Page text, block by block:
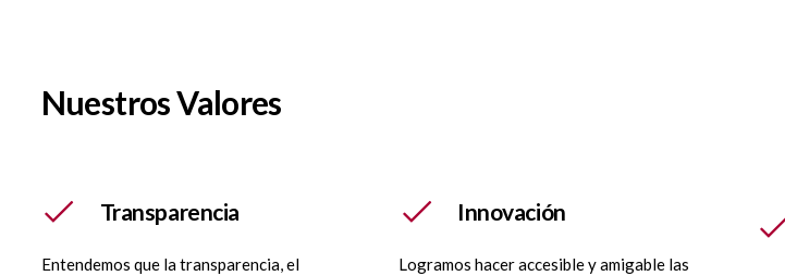
Nuestros Valores
Transparencia
Entendemos que la transparencia, el
Innovación
Logramos hacer accesible y amigable las